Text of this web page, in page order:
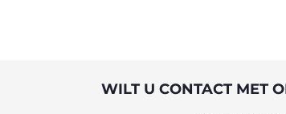
WILT U CONTACT MET